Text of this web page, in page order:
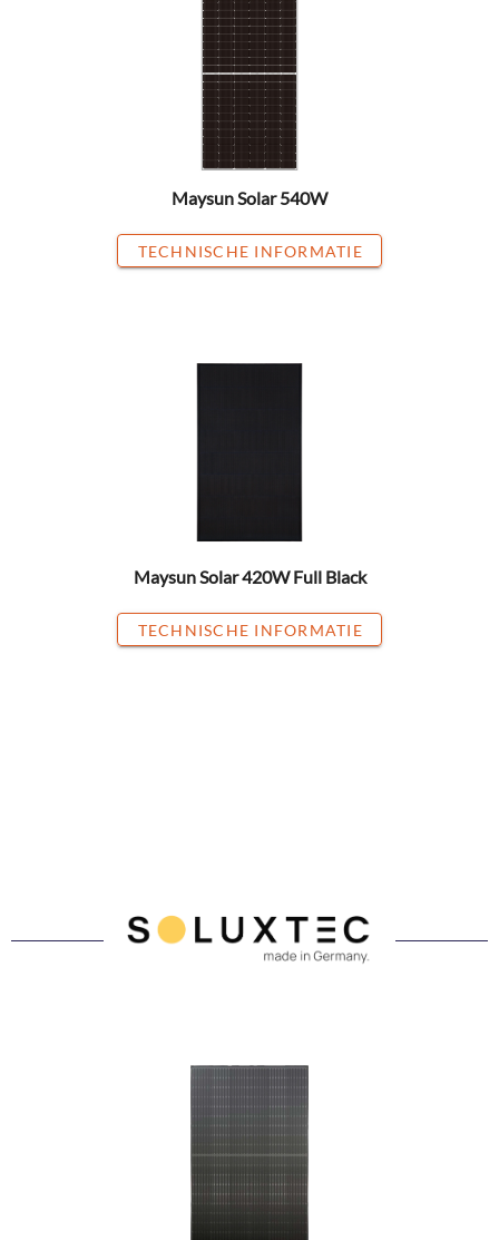
Maysun Solar 540W
TECHNISCHE INFORMATIE
Maysun Solar 420W Full Black
TECHNISCHE INFORMATIE